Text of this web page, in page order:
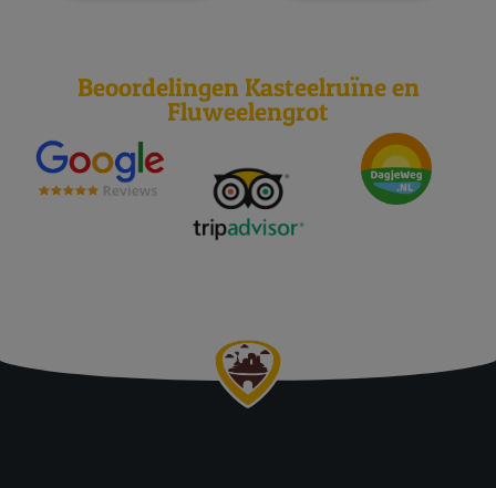
Beoordelingen Kasteelruïne en
Fluweelengrot